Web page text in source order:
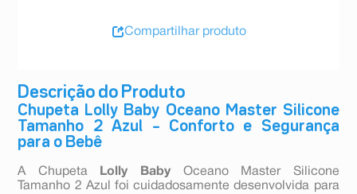
Descrição do Produto
Chupeta Lolly Baby Oceano Master Silicone
Tamanho 2 Azul – Conforto e Segurança
para o Bebê
A Chupeta Lolly Baby Oceano Master Silicone
Tamanho 2 Azul foi cuidadosamente desenvolvida para
Compartilhar produto